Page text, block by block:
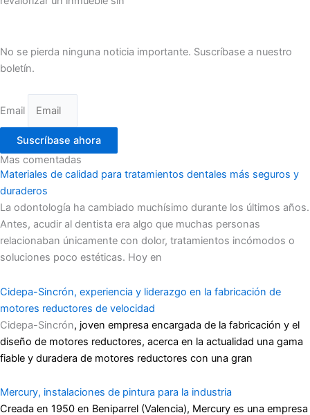
No se pierda ninguna noticia importante. Suscríbase a nuestro
boletín.
Email
Suscríbase ahora
Mas comentadas
Materiales de calidad para tratamientos dentales más seguros y
duraderos
La odontología ha cambiado muchísimo durante los últimos años.
Antes, acudir al dentista era algo que muchas personas
relacionaban únicamente con dolor, tratamientos incómodos o
soluciones poco estéticas. Hoy en
Cidepa-Sincrón, experiencia y liderazgo en la fabricación de
motores reductores de velocidad
Cidepa-Sincrón, joven empresa encargada de la fabricación y el
diseño de motores reductores, acerca en la actualidad una gama
fiable y duradera de motores reductores con una gran
Mercury, instalaciones de pintura para la industria
Creada en 1950 en Beniparrel (Valencia), Mercury es una empresa